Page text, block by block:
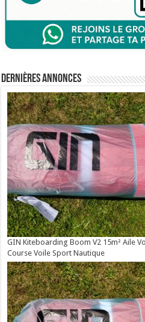
Dernières annonces
GIN Kiteboarding Boom V2 15m² Aile
Course Voile Sport Nautique